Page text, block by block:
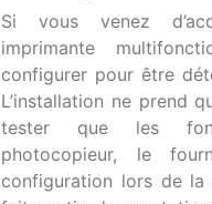
Si vous venez
imprimante
configurer pour être
L’installation ne prend
tester que les
photocopieur, le
configuration lors de la